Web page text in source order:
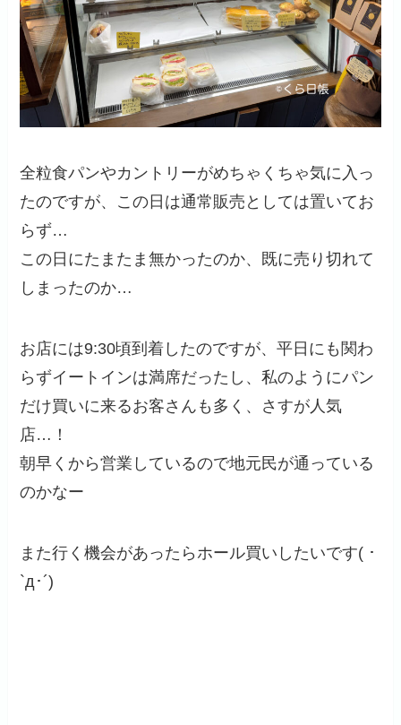
全粒食パンやカントリーがめちゃくちゃ気に入っ
たのですが、この日は通常販売としては置いてお
らず…
この日にたまたま無かったのか、既に売り切れて
しまったのか…
お店には9:30頃到着したのですが、平日にも関わ
らずイートインは満席だったし、私のようにパン
だけ買いに来るお客さんも多く、さすが人気
店…！
朝早くから営業しているので地元民が通っている
のかなー
また行く機会があったらホール買いしたいです( ･
`д･´)